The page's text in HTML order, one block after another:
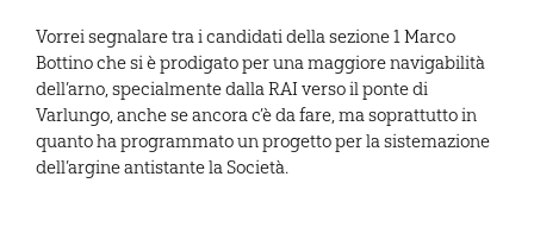
Vorrei segnalare tra i candidati della sezione 1 Marco
Bottino che si è prodigato per una maggiore navigabilità
dell’arno, specialmente dalla RAI verso il ponte di
Varlungo, anche se ancora c’è da fare, ma soprattutto in
quanto ha programmato un progetto per la sistemazione
dell’argine antistante la Società.